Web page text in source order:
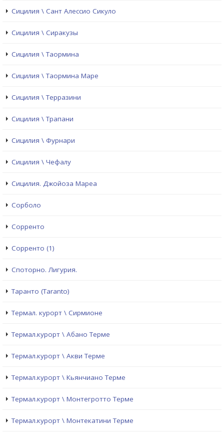
Сицилия \ Сант Алессио Сикуло
Сицилия \ Сиракузы
Сицилия \ Таормина
Сицилия \ Таормина Маре
Сицилия \ Терразини
Сицилия \ Трапани
Сицилия \ Фурнари
Сицилия \ Чефалу
Сицилия. Джойоза Мареа
Сорболо
Сорренто
Сорренто (1)
Споторно. Лигурия.
Таранто (Taranto)
Термал. курорт \ Сирмионе
Термал.курорт \ Абано Терме
Термал.курорт \ Акви Терме
Термал.курорт \ Кьянчиано Терме
Термал.курорт \ Монтегротто Терме
Термал.курорт \ Монтекатини Терме